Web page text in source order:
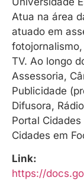
Atua na área
atuado em
TV. Ao longo
Assessoria,
Publicidade
Difusora,
Portal
Cidades em
Link:
https://